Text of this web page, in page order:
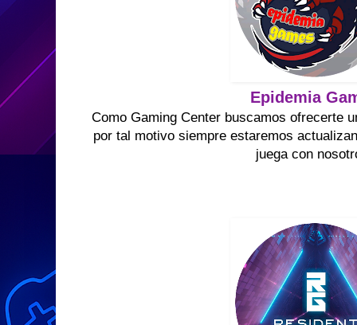
Epidemia
Como Gaming Center buscamos ofrecerte
por tal motivo siempre estaremos
juega con